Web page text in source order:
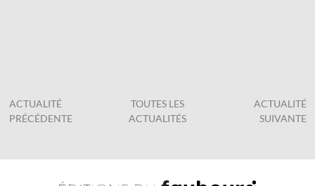
ACTUALITÉ
PRÉCÉDENTE
TOUTES LES
ACTUALITÉS
ACTUALITÉ
SUIVANTE